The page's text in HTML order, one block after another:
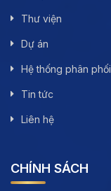
Thư viện
Dự án
Hệ thống phân phối
Tin tức
Liên hệ
CHÍNH SÁCH